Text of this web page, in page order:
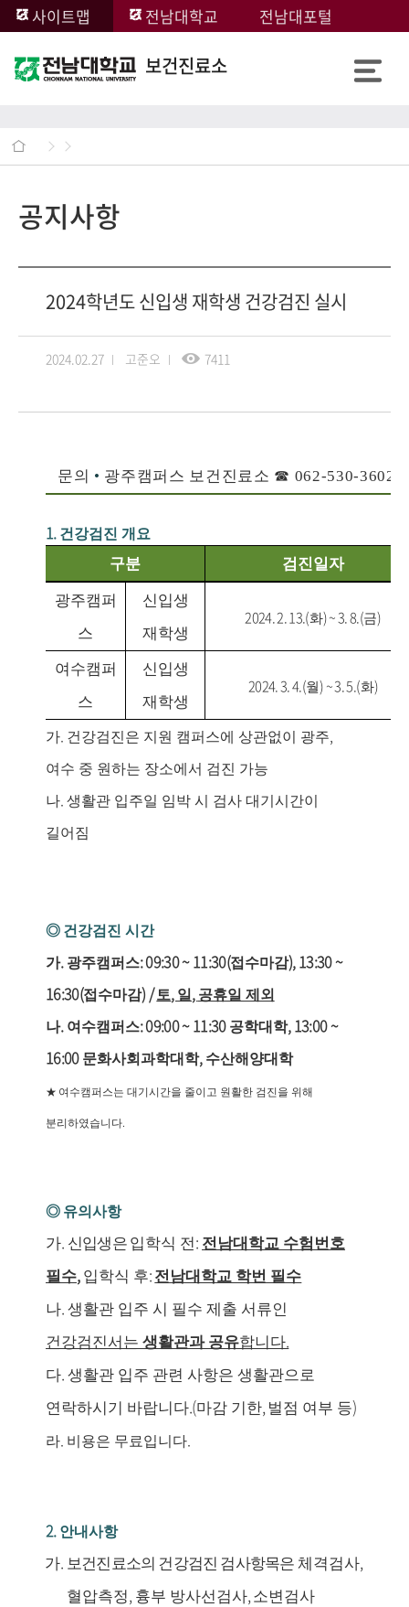
사이트맵 전남대학교 전남대포털
보건진료소
공지사항
2024학년도 신입생 재학생 건강검진 실시
2024.02.27 고준오 7411
문의 • 광주캠퍼스 보건진료소 ☎ 062-530-3602
1. 건강검진 개요
구분 검진일자
광주캠퍼
스
신입생
재학생
2024. 2. 13.(화) ~ 3. 8.(금)
여수캠퍼
스
신입생
재학생
2024. 3. 4.(월) ~ 3. 5.(화)
가. 건강검진은 지원 캠퍼스에 상관없이 광주,
여수 중 원하는 장소에서 검진 가능
나. 생활관 입주일 임박 시 검사 대기시간이
길어짐
◎ 건강검진 시간
가. 광주캠퍼스: 09:30 ~ 11:30(접수마감), 13:30 ~
16:30(접수마감) /토, 일 , 공휴일 제외
나. 여수캠퍼스: 09:00 ~ 11:30 공학대학, 13:00 ~
16:00 문화사회과학대학, 수산해양대학
★ 여수캠퍼스는 대기시간을 줄이고 원활한 검진을 위해
분리하였습니다.
◎ 유의사항
가. 신입생은 입학식 전: 전남대학교 수험번호
필수, 입학식 후: 전남대학교 학번 필수
나. 생활관 입주 시 필수 제출 서류인
건강검진서는 생활관과 공유합니다.
다. 생활관 입주 관련 사항은 생활관으로
연락하시기 바랍니다.(마감 기한, 벌점 여부 등)
라. 비용은 무료입니다.
2. 안내사항
가. 보건진료소의 건강검진 검사항목은 체격검사,
혈압측정, 흉부 방사선검사, 소변검사